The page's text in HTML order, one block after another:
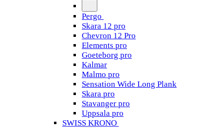
Pergo
Skara 12 pro
Chevron 12 Pro
Elements pro
Goeteborg pro
Kalmar
Malmo pro
Sensation Wide Long Plank
Skara pro
Stavanger pro
Uppsala pro
SWISS KRONO